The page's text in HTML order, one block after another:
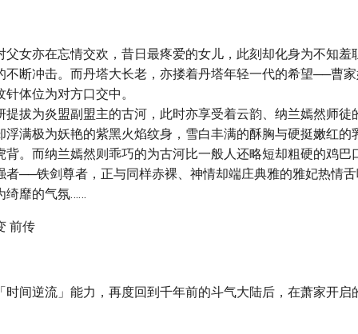
父女亦在忘情交欢，昔日最疼爱的女儿，此刻却化身为不知羞
不断冲击。而丹塔大长老，亦搂着丹塔年轻一代的希望──曹
体位为对方口交中。
为炎盟副盟主的古河，此时亦享受着云韵、纳兰嫣然师徒
浮满极为妖艳的紫黑火焰纹身，雪白丰满的酥胸与硬挺嫩红的
背。而纳兰嫣然则乖巧的为古河比一般人还略短却粗硬的鸡巴
者──铁剑尊者，正与同样赤裸、神情却端庄典雅的雅妃热情
绮靡的气氛……
前传
时间逆流」能力，再度回到千年前的斗气大陆后，在萧家开启